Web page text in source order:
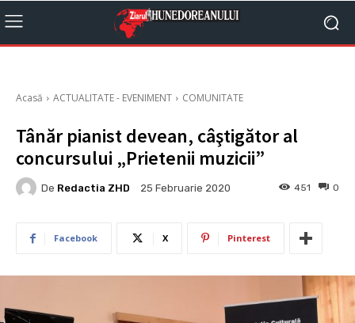
Acasă ACTUALITATE - EVENIMENT COMUNITATE
Tânăr pianist devean, câştigător al
concursului „Prietenii muzicii”
De Redactia ZHD 25 Februarie 2020 0
451
Facebook X Pinterest